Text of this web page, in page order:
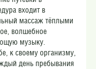
входит в
массаж тёплыми
волшебное
музыку.
к своему организму,
день пребывания